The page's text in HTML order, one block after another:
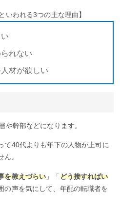
いわれる3つの主な理由】
れない
材が欲しい
や幹部などになります。
て40代よりも年下の人物が上司に
。
を教えづらい 」「 どう接すればい
の声を気にして、年配の転職者を